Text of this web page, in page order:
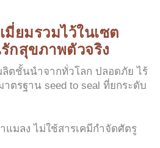
ยมรวมไว้ในเซต
กสุขภาพตัวจริง
ตชั้นนำจากทั่วโลก ปลอดภัย ไร้
าตรฐาน seed to seal ที่ยกระดับ
แมลง ไม่ใช้สารเคมีกำจัดศัตรู